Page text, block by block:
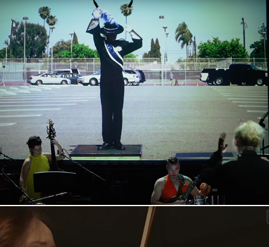
Triple Concerto